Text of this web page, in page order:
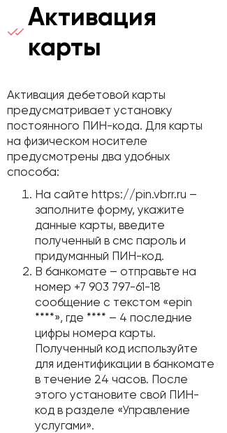
Активация
карты
Активация дебетовой карты
предусматривает установку
постоянного ПИН-кода. Для карты
на физическом носителе
предусмотрены два удобных
способа:
На сайте https://pin.vbrr.ru –
заполните форму, укажите
данные карты, введите
полученный в смс пароль и
придуманный ПИН-код.
В банкомате – отправьте на
номер +7 903 797-61-18
сообщение с текстом «epin
****», где **** – 4 последние
цифры номера карты.
Полученный код используйте
для идентификации в банкомате
в течение 24 часов. После
этого установите свой ПИН-
код в разделе «Управление
услугами».